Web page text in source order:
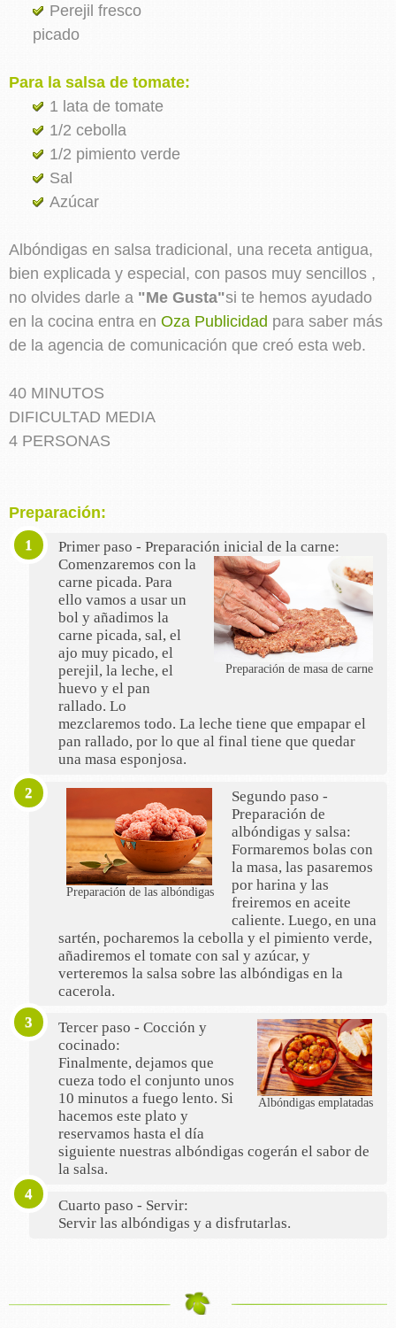
Perejil fresco
picado
Para la salsa de tomate:
1 lata de tomate
1/2 cebolla
1/2 pimiento verde
Sal
Azúcar
Albóndigas en salsa tradicional, una receta antigua,
bien explicada y especial, con pasos muy sencillos ,
no olvides darle a "Me Gusta"si te hemos ayudado
en la cocina entra en Oza Publicidad para saber más
de la agencia de comunicación que creó esta web.
40 MINUTOS
DIFICULTAD MEDIA
4 PERSONAS
Preparación:
Primer paso - Preparación inicial de la carne:
Preparación de masa de carne
Comenzaremos con la
carne picada. Para
ello vamos a usar un
bol y añadimos la
carne picada, sal, el
ajo muy picado, el
perejil, la leche, el
huevo y el pan
rallado. Lo
mezclaremos todo. La leche tiene que empapar el
pan rallado, por lo que al final tiene que quedar
una masa esponjosa.
Preparación de las albóndigas
Segundo paso -
Preparación de
albóndigas y salsa:
Formaremos bolas con
la masa, las pasaremos
por harina y las
freiremos en aceite
caliente. Luego, en una
sartén, pocharemos la cebolla y el pimiento verde,
añadiremos el tomate con sal y azúcar, y
verteremos la salsa sobre las albóndigas en la
cacerola.
Albóndigas emplatadas
Tercer paso - Cocción y
cocinado:
Finalmente, dejamos que
cueza todo el conjunto unos
10 minutos a fuego lento. Si
hacemos este plato y
reservamos hasta el día
siguiente nuestras albóndigas cogerán el sabor de
la salsa.
Cuarto paso - Servir:
Servir las albóndigas y a disfrutarlas.